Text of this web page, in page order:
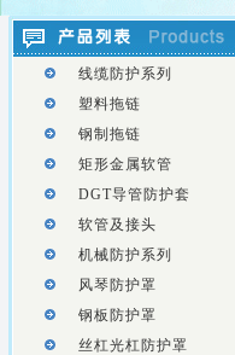
线缆防护系列
塑料拖链
钢制拖链
矩形金属软管
DGT导管防护套
软管及接头
机械防护系列
风琴防护罩
钢板防护罩
丝杠光杠防护罩